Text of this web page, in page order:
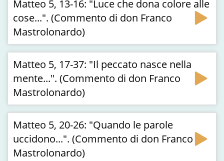
Matteo 5, 13-16: "Luce che dona colore alle
cose...". (Commento di don Franco
Mastrolonardo)
Matteo 5, 17-37: "Il peccato nasce nella
mente...". (Commento di don Franco
Mastrolonardo)
Matteo 5, 20-26: "Quando le parole
uccidono...". (Commento di don Franco
Mastrolonardo)